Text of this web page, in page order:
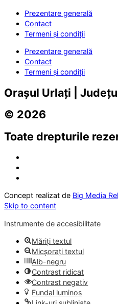
Prezentare generală
Contact
Termeni și condiții
Prezentare generală
Contact
Termeni și condiții
Orașul Urlați |
© 2026
Toate drepturile
Concept realizat de Big Media
Skip to content
Instrumente de accesibilitate
Măriți textul
Micșorați textul
Alb-negru
Contrast ridicat
Contrast negativ
Fundal luminos